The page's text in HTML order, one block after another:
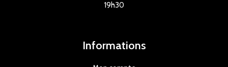
19h30
Informations